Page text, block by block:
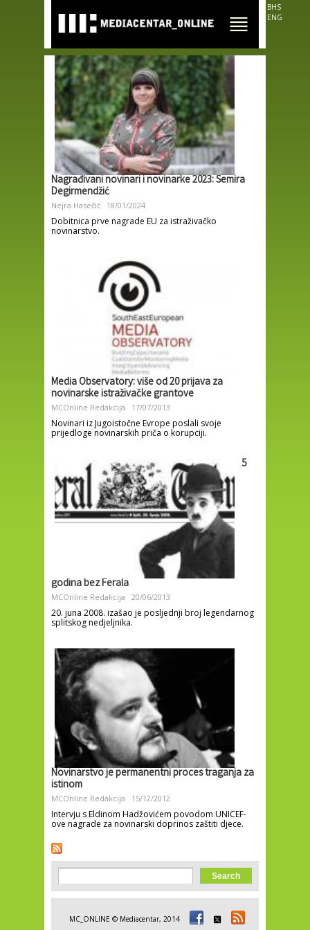
main
content
BHS
ENG
Nagrađivani novinari i novinarke 2023: Semira
Degirmendžić
Nejra Hasečić 18/01/2024
Dobitnica prve nagrade EU za istraživačko
novinarstvo.
Media Observatory: više od 20 prijava za
novinarske istraživačke grantove
MCOnline Redakcija 17/07/2013
Novinari iz Jugoistočne Evrope poslali svoje
prijedloge novinarskih priča o korupciji.
5
godina bez Ferala
MCOnline Redakcija 20/06/2013
20. juna 2008. izašao je posljednji broj legendarnog
splitskog nedjeljnika.
Novinarstvo je permanentni proces traganja za
istinom
MCOnline Redakcija 15/12/2012
Intervju s Eldinom Hadžovićem povodom UNICEF-
ove nagrade za novinarski doprinos zaštiti djece.
Search form
Search
MC_ONLINE © Mediacentar, 2014